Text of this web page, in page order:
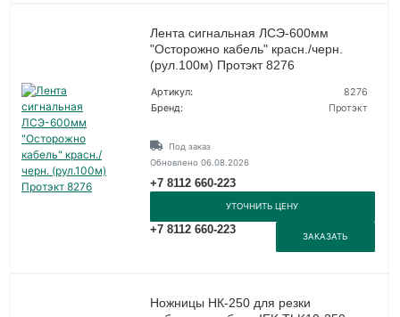
Лента сигнальная ЛСЭ-600мм
"Осторожно кабель" красн./черн.
(рул.100м) Протэкт 8276
Артикул:
8276
Бренд:
Протэкт
Под заказ
Обновлено 06.08.2026
+7 8112 660-223
УТОЧНИТЬ ЦЕНУ
+7 8112 660-223
ЗАКАЗАТЬ
Ножницы НК-250 для резки